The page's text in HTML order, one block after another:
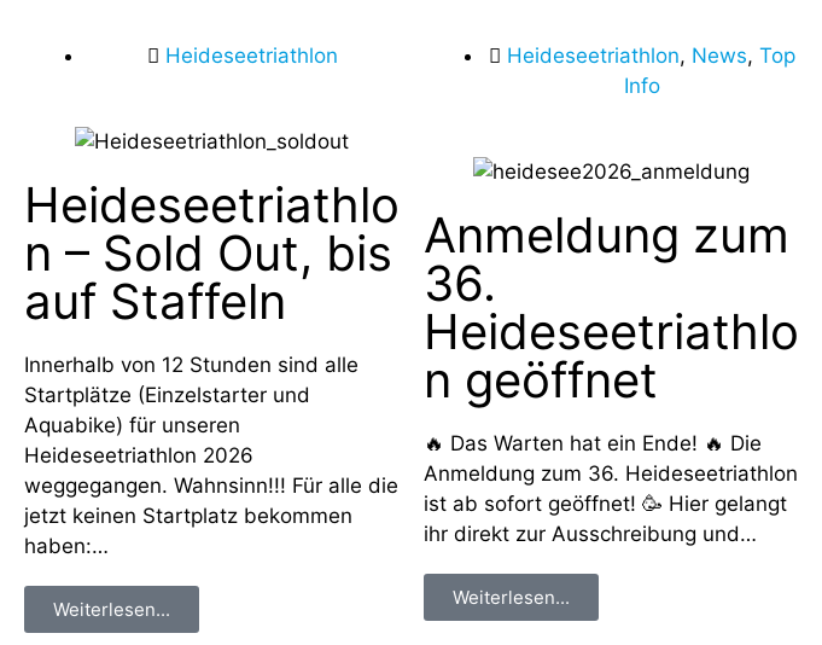
Heideseetriathlon
Heideseetriathlo
n – Sold Out, bis
auf Staffeln
Innerhalb von 12 Stunden sind alle
Startplätze (Einzelstarter und
Aquabike) für unseren
Heideseetriathlon 2026
weggegangen. Wahnsinn!!! Für alle die
jetzt keinen Startplatz bekommen
haben:…
Weiterlesen...
Heideseetriathlon, News, Top
Info
Anmeldung zum
36.
Heideseetriathlo
n geöffnet
🔥 Das Warten hat ein Ende! 🔥 Die
Anmeldung zum 36. Heideseetriathlon
ist ab sofort geöffnet! 🥳 Hier gelangt
ihr direkt zur Ausschreibung und…
Weiterlesen...